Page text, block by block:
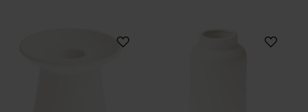
Porzellankerzenhalter Weiß Porzellanvase